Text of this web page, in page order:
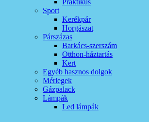
Praktikus
Sport
Kerékpár
Horgászat
Párszázas
Barkács-szerszám
Otthon-háztartás
Kert
Egyéb hasznos dolgok
Mérlegek
Gázpalack
Lámpák
Led lámpák